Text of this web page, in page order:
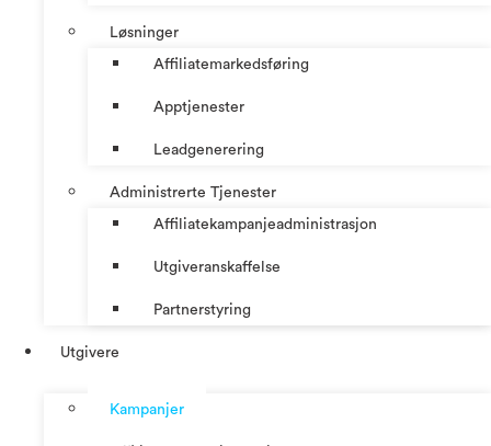
Løsninger
Affiliatemarkedsføring
Apptjenester
Leadgenerering
Administrerte Tjenester
Affiliatekampanjeadministrasjon
Utgiveranskaffelse
Partnerstyring
Utgivere
Kampanjer